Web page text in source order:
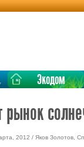
Экодом
2012 / Яков Золотов,